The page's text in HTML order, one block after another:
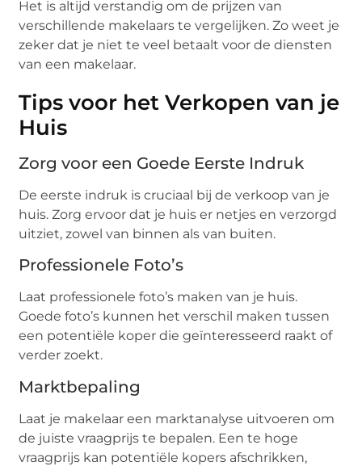
Het is altijd verstandig om de prijzen van
verschillende makelaars te vergelijken. Zo weet je
zeker dat je niet te veel betaalt voor de diensten
van een makelaar.
Tips voor het Verkopen van je
Huis
Zorg voor een Goede Eerste Indruk
De eerste indruk is cruciaal bij de verkoop van je
huis. Zorg ervoor dat je huis er netjes en verzorgd
uitziet, zowel van binnen als van buiten.
Professionele Foto’s
Laat professionele foto’s maken van je huis.
Goede foto’s kunnen het verschil maken tussen
een potentiële koper die geïnteresseerd raakt of
verder zoekt.
Marktbepaling
Laat je makelaar een marktanalyse uitvoeren om
de juiste vraagprijs te bepalen. Een te hoge
vraagprijs kan potentiële kopers afschrikken,